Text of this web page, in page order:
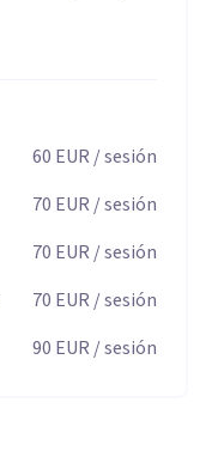
60 EUR / sesión
70 EUR / sesión
70 EUR / sesión
70 EUR / sesión
90 EUR / sesión